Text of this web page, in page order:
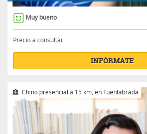
Muy bueno
Precio a consultar
INFÓRMATE
Chino presencial a 15 km, en Fuenlabrada